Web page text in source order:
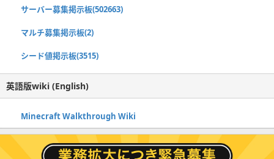
サーバー募集掲示板(502663)
マルチ募集掲示板(2)
シード値掲示板(3515)
英語版wiki (English)
Minecraft Walkthrough Wiki